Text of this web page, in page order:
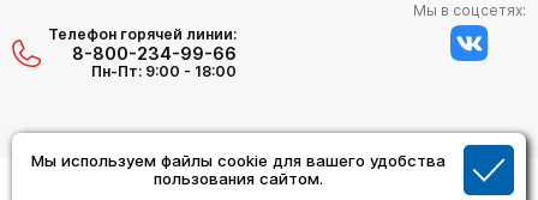
Мы используем файлы cookie для вашего удобства
пользования сайтом.
Телефон горячей линии:
8-800-234-99-66
Пн-Пт: 9:00 - 18:00
Мы в соцсетях: